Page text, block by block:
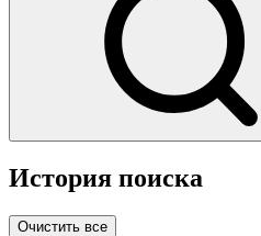
История поиска
Очистить все